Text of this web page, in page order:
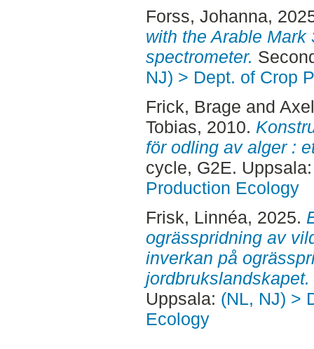
Forss, Johanna,
with the Arable
spectrometer.
NJ) > Dept. of Crop
Frick, Brage and
Tobias, 2010.
för odling av alger :
cycle, G2E.
Production Ecology
Frisk, Linnéa, 2025.
ogrässpridning av
inverkan på
jordbrukslandskapet.
Uppsala: (NL, NJ) >
Ecology